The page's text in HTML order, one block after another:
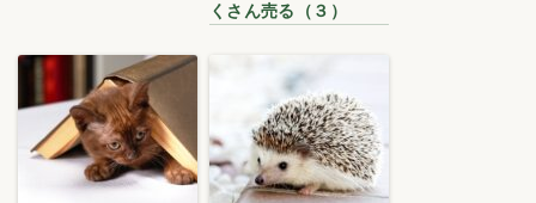
くさん売る（３）